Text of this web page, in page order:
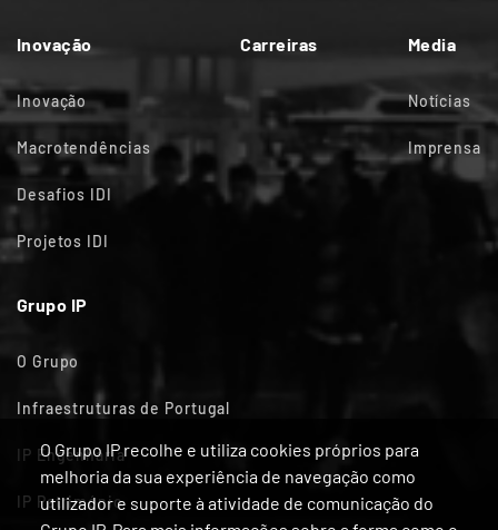
O Grupo IP recolhe e utiliza cookies próprios para
melhoria da sua experiência de navegação como
utilizador e suporte à atividade de comunicação do
Inovação
Inovação
Macrotendências
Desafios IDI
Projetos IDI
Carreiras Media
Notícias
Imprensa
Grupo IP
O Grupo
Infraestruturas de Portugal
IP Engenharia
IP Património